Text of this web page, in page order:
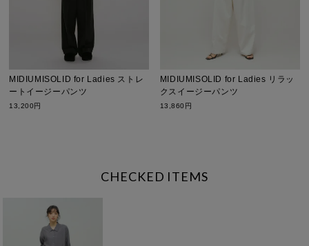
MIDIUMISOLID for Ladies ストレ
ートイージーパンツ
13,200円
MIDIUMISOLID for Ladies リラッ
クスイージーパンツ
13,860円
CHECKED ITEMS